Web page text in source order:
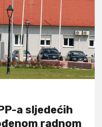
a sljedećih
radnom